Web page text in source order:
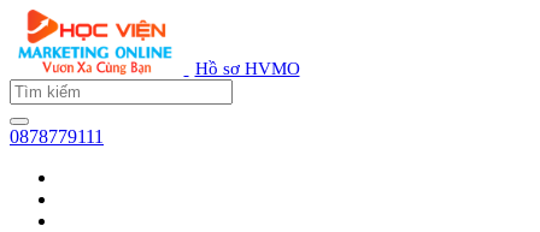
Hồ sơ HVMO
0878779111